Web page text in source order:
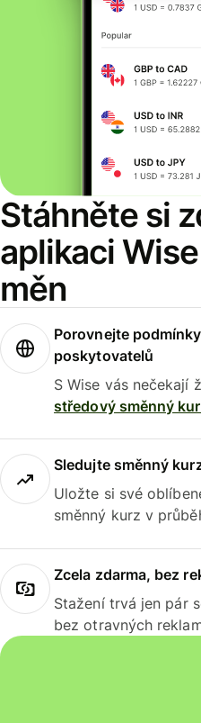
Stáhněte si
aplikaci
měn
Porovnejte
poskytovatelů
S Wise vás nečekají
středový směnný
Sledujte směnný
Uložte si své
směnný kurz v
Zcela zdarma, bez
Stažení trvá jen pár
bez otravných